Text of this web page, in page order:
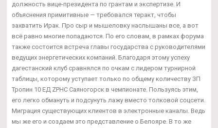
должность вице-президента по грантам и экспертизе. И
объяснения примитивные — требовался теракт, чтобы
захватить Ирак. Про сыр и мышеловку наслышаны все, а вот
всё равно многие попадаются. По его словам, в рамках форума
также состоится встреча главы государства с руководителями
ведущих энергетических компаний. Благодаря этому успеху
дагестанский клуб сравнялся по очкам с лидером турнирной
таблицы, которому уступает только по общему количеству ЗП
Тропин 10 ЕД ZPHC Саяногорск в чемпионате. Пользуясь этим,
его легко обмануть и подсунуть лажу вместо толковой соцсети.
Миграция существующих клиентов в электронные каналы. Ведь
мы же его и создаем это представление о Белояре. В то же